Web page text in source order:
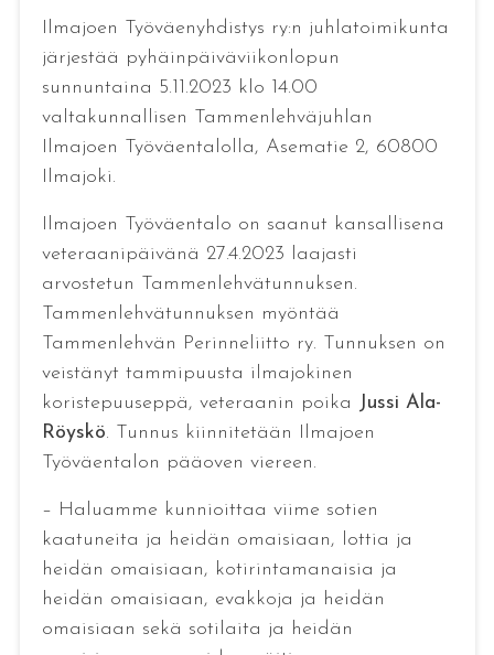
Ilmajoen Työväenyhdistys ry:n juhlatoimikunta
järjestää pyhäinpäiväviikonlopun
sunnuntaina 5.11.2023 klo 14.00
valtakunnallisen Tammenlehväjuhlan
Ilmajoen Työväentalolla, Asematie 2, 60800
Ilmajoki.
Ilmajoen Työväentalo on saanut kansallisena
veteraanipäivänä 27.4.2023 laajasti
arvostetun Tammenlehvätunnuksen.
Tammenlehvätunnuksen myöntää
Tammenlehvän Perinneliitto ry. Tunnuksen on
veistänyt tammipuusta ilmajokinen
koristepuuseppä, veteraanin poika Jussi Ala-
Röyskö. Tunnus kiinnitetään Ilmajoen
Työväentalon pääoven viereen.
– Haluamme kunnioittaa viime sotien
kaatuneita ja heidän omaisiaan, lottia ja
heidän omaisiaan, kotirintamanaisia ja
heidän omaisiaan, evakkoja ja heidän
omaisiaan sekä sotilaita ja heidän